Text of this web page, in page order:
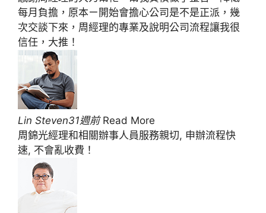
每月負擔，原本ㄧ開始會擔心公司是不是正派，幾
次交談下來，周經理的專業及說明公司流程讓我很
信任，大推！
Lin Steven31週前Read More
周錦光經理和相關辦事人員服務親切, 申辦流程快
速, 不會亂收費！